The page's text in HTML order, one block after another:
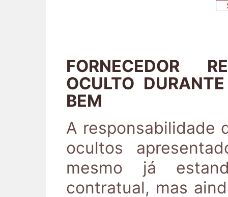
FORNECEDOR
OCULTO
BEM
A responsabilidade
ocultos
mesmo já
contratual, mas